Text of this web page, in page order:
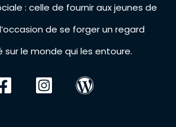
: celle de fournir aux jeunes de
de se forger un regard
sur le monde qui les entoure.